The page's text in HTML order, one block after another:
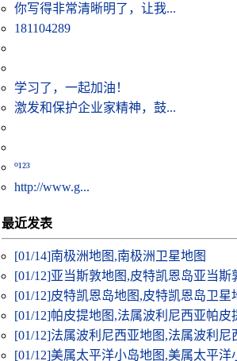
你写得非常清晰明了，让我...
181104289
学习了，一起加油！
激发和保护企业家精神，鼓...
º¹²³
http://www.g...
最近发表
[01/14]南极洲地图,南极洲卫星地图
[01/12]亚当斯敦地图,皮特凯恩岛亚当斯
[01/12]皮特凯恩岛地图,皮特凯恩岛卫星
[01/12]帕皮提地图,法属波利尼西亚帕皮
[01/12]法属波利尼西亚地图,法属波利尼
[01/12]美属太平洋小岛地图,美属太平洋